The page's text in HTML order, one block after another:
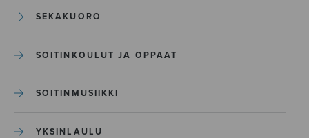
SEKAKUORO
SOITINKOULUT JA OPPAAT
SOITINMUSIIKKI
YKSINLAULU